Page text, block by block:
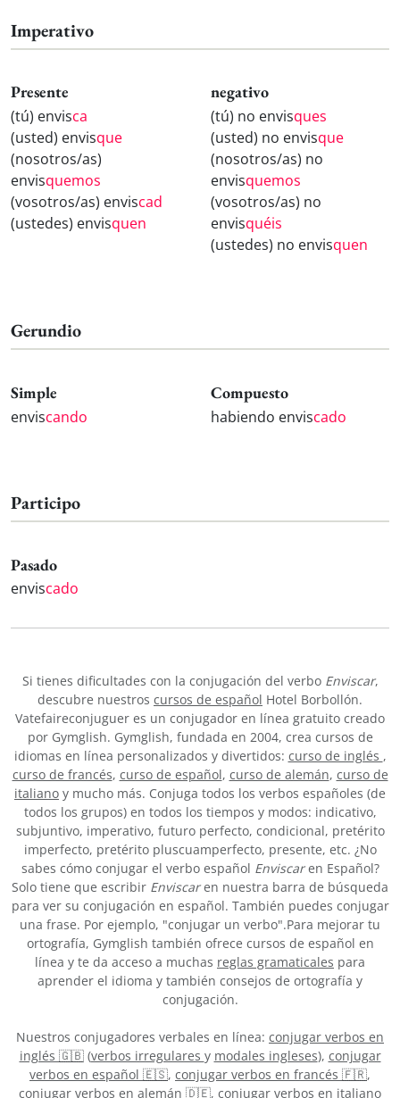
Imperativo
Presente
(tú) envisca
(usted) envisque
(nosotros/as)
envisquemos
(vosotros/as) enviscad
(ustedes) envisquen
negativo
(tú) no envisques
(usted) no envisque
(nosotros/as) no
envisquemos
(vosotros/as) no
envisquéis
(ustedes) no envisquen
Gerundio
Simple
enviscando
Compuesto
habiendo enviscado
Participo
Pasado
enviscado
Si tienes dificultades con la conjugación del verbo Enviscar,
descubre nuestros cursos de español Hotel Borbollón.
Vatefaireconjuguer es un conjugador en línea gratuito creado
por Gymglish. Gymglish, fundada en 2004, crea cursos de
idiomas en línea personalizados y divertidos: curso de inglés ,
curso de francés, curso de español, curso de alemán, curso de
italiano y mucho más. Conjuga todos los verbos españoles (de
todos los grupos) en todos los tiempos y modos: indicativo,
subjuntivo, imperativo, futuro perfecto, condicional, pretérito
imperfecto, pretérito pluscuamperfecto, presente, etc. ¿No
sabes cómo conjugar el verbo español Enviscaren Español?
Solo tiene que escribir Enviscaren nuestra barra de búsqueda
para ver su conjugación en español. También puedes conjugar
una frase. Por ejemplo, "conjugar un verbo".Para mejorar tu
ortografía, Gymglish también ofrece cursos de español en
línea y te da acceso a muchas reglas gramaticales para
aprender el idioma y también consejos de ortografía y
conjugación.
Nuestros conjugadores verbales en línea: conjugar verbos en
inglés 🇬🇧(verbos irregulares y modales ingleses), conjugar
verbos en español 🇪🇸, conjugar verbos en francés 🇫🇷,
conjugar verbos en alemán 🇩🇪, conjugar verbos en italiano